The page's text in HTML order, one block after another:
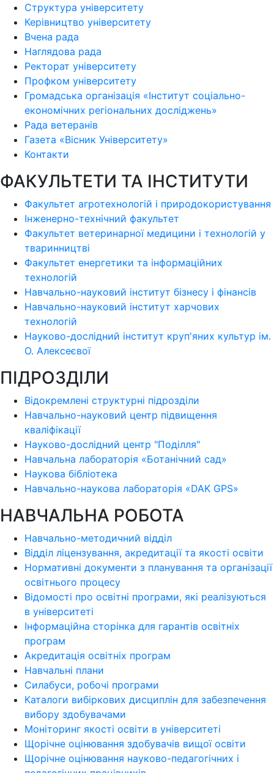
Структура університету
Керівництво університету
Вчена рада
Наглядова рада
Ректорат університету
Профком університету
Громадська організація «Інститут соціально-
економічних регіональних досліджень»
Рада ветеранів
Газета «Вісник Університету»
Контакти
ФАКУЛЬТЕТИ ТА ІНСТИТУТИ
Факультет агротехнологій і природокористування
Інженерно-технічний факультет
Факультет ветеринарної медицини і технологій у
тваринництві
Факультет енергетики та інформаційних
технологій
Навчально-науковий інститут бізнесу і фінансів
Навчально-науковий інститут харчових
технологій
Науково-дослідний інститут круп'яних культур ім.
О. Алексеєвої
ПІДРОЗДІЛИ
Відокремлені структурні підрозділи
Навчально-науковий центр підвищення
кваліфікації
Науково-дослідний центр "Поділля"
Навчальна лабораторія «Ботанічний сад»
Наукова бібліотека
Навчально-наукова лабораторія «DAK GPS»
НАВЧАЛЬНА РОБОТА
Навчально-методичний відділ
Відділ ліцензування, акредитації та якості освіти
Нормативні документи з планування та організації
освітнього процесу
Відомості про освітні програми, які реалізуються
в університеті
Інформаційна сторінка для гарантів освітніх
програм
Акредитація освітніх програм
Навчальні плани
Силабуси, робочі програми
Каталоги вибіркових дисциплін для забезпечення
вибору здобувачами
Моніторинг якості освіти в університеті
Щорічне оцінювання здобувачів вищої освіти
Щорічне оцінювання науково-педагогічних і